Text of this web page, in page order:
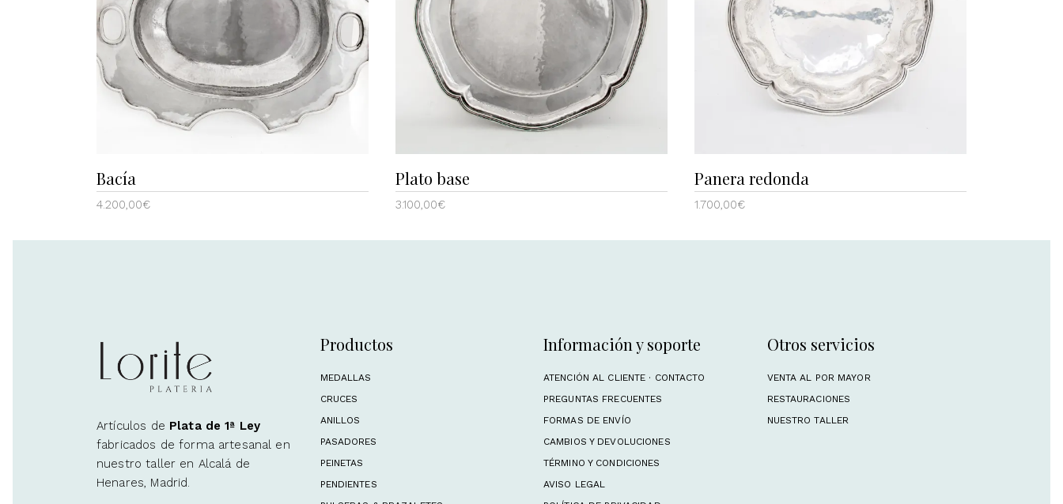
Bacía
4.200,00€
Plato base
3.100,00€
Panera redonda
1.700,00€
Artículos de Plata de 1ª Ley
fabricados de forma artesanal en
nuestro taller en Alcalá de
Henares, Madrid.
Productos
MEDALLAS
CRUCES
ANILLOS
PASADORES
PEINETAS
PENDIENTES
Información y soporte
ATENCIÓN AL CLIENTE · CONTACTO
PREGUNTAS FRECUENTES
FORMAS DE ENVÍO
CAMBIOS Y DEVOLUCIONES
TÉRMINO Y CONDICIONES
AVISO LEGAL
Otros servicios
VENTA AL POR MAYOR
RESTAURACIONES
NUESTRO TALLER